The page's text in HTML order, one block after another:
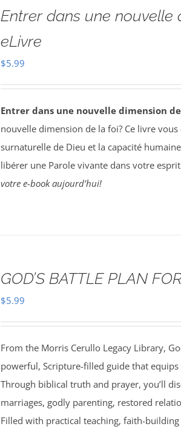
Entrer dans une nouvelle
eLivre
$5.99
Entrer dans une nouvelle dimension
nouvelle dimension de la foi? Ce livre
surnaturelle de Dieu et la capacité
libérer une Parole vivante dans votre
votre e-book aujourd’hui!
GOD’S BATTLE PLAN
$5.99
From the Morris Cerullo Legacy Library,
powerful, Scripture-filled guide that
Through biblical truth and prayer, you’ll
marriages, godly parenting, restored
Filled with practical teaching, faith-